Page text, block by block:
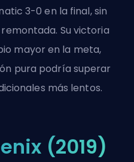
3-0 en la final, sin
Su victoria
mayor en la meta,
pura podría superar
más lentos.
(2019)